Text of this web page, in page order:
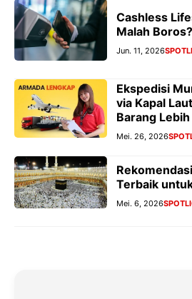
Cashless
Malah Boros?
Jun. 11, 2026
Ekspedisi
via Kapal
Barang
Mei. 26, 2026
Terbaik
Mei. 6, 2026